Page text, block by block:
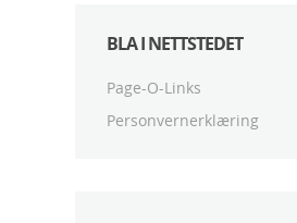
BLA I NETTSTEDET
Page-O-Links
Personvernerklæring